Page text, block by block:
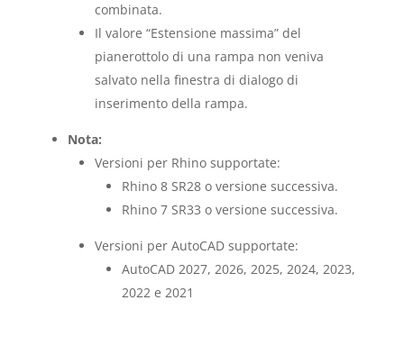
combinata.
Il valore “Estensione massima” del
pianerottolo di una rampa non veniva
salvato nella finestra di dialogo di
inserimento della rampa.
Nota:
Versioni per Rhino supportate:
Rhino 8 SR28 o versione successiva.
Rhino 7 SR33 o versione successiva.
Versioni per AutoCAD supportate:
AutoCAD 2027, 2026, 2025, 2024, 2023,
2022 e 2021